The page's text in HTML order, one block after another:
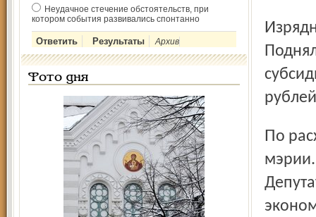
Неудачное стечение обстоятельств, при
котором события развивались спонтанно
Архив
Фото дня
Изрядно сэкономили на общественных организациях.
По расходам бюджетных денег отчитались все управления